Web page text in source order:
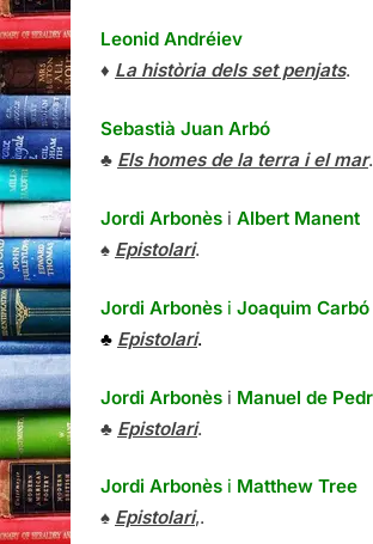
Leonid Andréiev
♦ La història dels set penjats.
Sebastià Juan Arbó
♣ Els homes de la terra i el mar.
Jordi Arbonès i Albert Manent
♠ Epistolari.
Jordi Arbonès i Joaquim Carbó
♣ Epistolari.
Jordi Arbonès i Manuel de
♣ Epistolari.
Jordi Arbonès i Matthew Tree
♠ Epistolari,.